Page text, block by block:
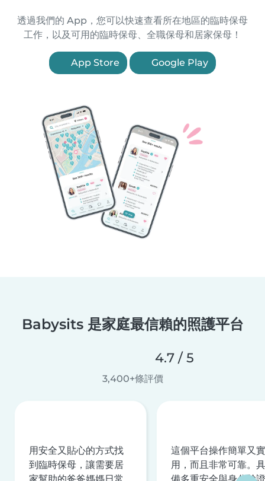
透過我們的 App，您可以快速查看所在地區的臨時保母
工作，以及可用的臨時保母、全職保母和居家保母！
App Store Google Play
Babysits 是家庭最信賴的照護平台
4.7 / 5
3,400+條評價
用安全又貼心的方式找
到臨時保母，讓需要居
這個平台操作簡單又實
用，而且非常可靠。具